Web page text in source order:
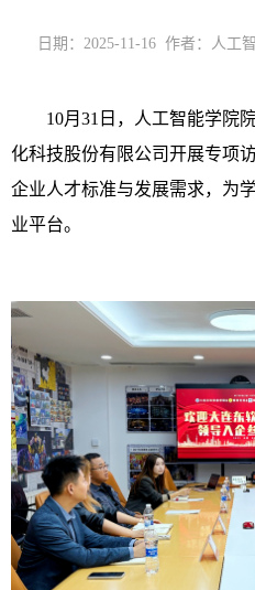
日期：2025-11-16 作者：人工
10月31日，人工智能学院
化科技股份有限公司开展专项
企业人才标准与发展需求，为
业平台。